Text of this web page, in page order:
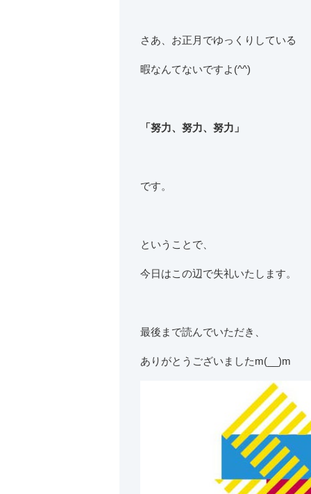
さあ、お正月でゆっくりしている
暇なんてないですよ(^^)
「努力、努力、努力」
です。
ということで、
今日はこの辺で失礼いたします。
最後まで読んでいただき、
ありがとうございましたm(__)m